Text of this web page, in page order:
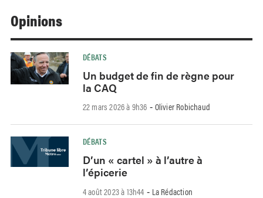
Opinions
DÉBATS
Un budget de fin de règne pour
la CAQ
22 mars 2026 à 9h36 - Olivier Robichaud
DÉBATS
D’un « cartel » à l’autre à
l’épicerie
4 août 2023 à 13h44 - La Rédaction